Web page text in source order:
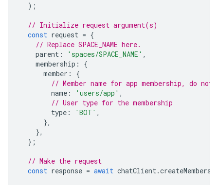
);
// Initialize request argument(s)
const request = {
// Replace SPACE_NAME here.
parent : 'spaces/SPACE_NAME' ,
membership :
{
member :
{
// Member name for app membership, do not
name : 'users/app' ,
// User type for the membership
type : 'BOT' ,
},
},
};
// Make the request
const response = await chatClient.